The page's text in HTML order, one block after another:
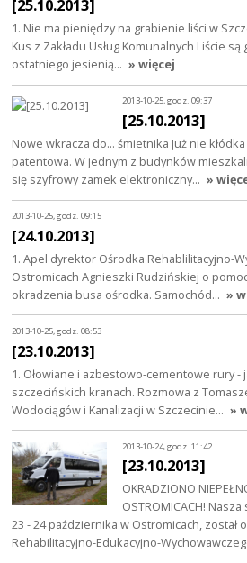
[25.10.2013]
1. Nie ma pieniędzy na grabienie liści w
Kus z Zakładu Usług Komunalnych Liście
ostatniego jesienią… » więcej
2013-10-25, godz. 09:37
[25.10.2013]
Nowe wkracza do... śmietnika Już nie kłódka
patentowa. W jednym z budynków
się szyfrowy zamek elektroniczny… »
2013-10-25, godz. 09:15
[24.10.2013]
1. Apel dyrektor Ośrodka Rehablilitacyjno-
Ostromicach Agnieszki Rudzińskiej o
okradzenia busa ośrodka. Samochód… »
2013-10-25, godz. 08:53
[23.10.2013]
1. Ołowiane i azbestowo-cementowe rury -
szczecińskich kranach. Rozmowa z
Wodociągów i Kanalizacji w Szczecinie… »
2013-10-24, godz. 11:42
[23.10.2013]
OKRADZIONO
OSTROMICACH!
23 - 24 października w Ostromicach, został
Rehabilitacyjno-Edukacyjno-